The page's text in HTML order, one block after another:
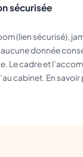
sécurisée
(lien sécurisé),
donnée
Le cadre et
cabinet. En savoir